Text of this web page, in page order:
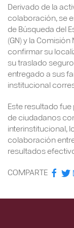
Derivado de la
colaboración, se
de Búsqueda del
(GN) y la
confirmar su
su traslado
entregado a sus
institucional
Este resultado
de ciudadanos
interinstitucional,
colaboración
resultados
COMPARTE